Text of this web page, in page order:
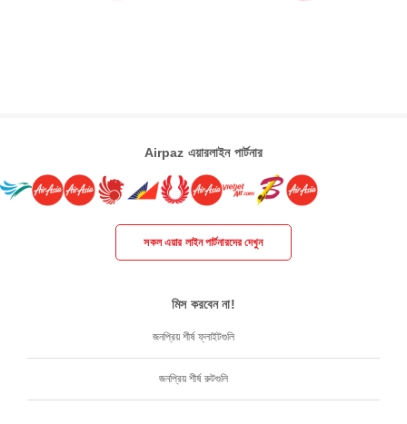
Airpaz এয়ারলাইন পার্টনার
সকল এয়ার লাইন পার্টনারদের দেখুন
মিস করবেন না!
জনপ্রিয় শীর্ষ ফ্লাইটগুলি
জনপ্রিয় শীর্ষ রুটগুলি